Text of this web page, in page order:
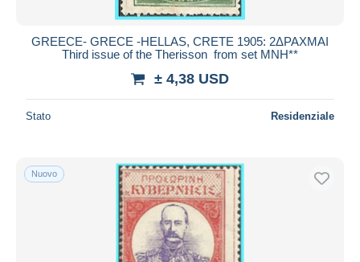
GREECE- GRECE -HELLAS, CRETE 1905: 2ΔΡΑΧΜΑΙ
Third issue of the Therisson from set MNH**
± 4,38 USD
Stato Residenziale
Nuovo